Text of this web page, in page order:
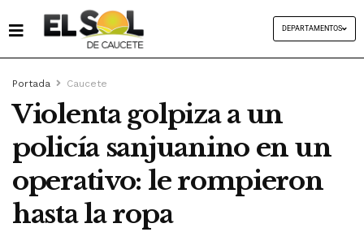
DEPARTAMENTOS
Portada Caucete
Violenta golpiza a un
policía sanjuanino en un
operativo: le rompieron
hasta la ropa